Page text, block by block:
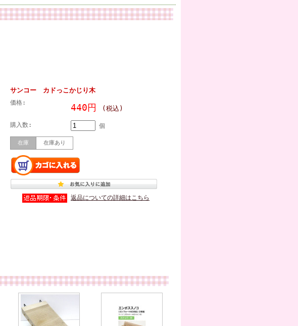
サンコー カドっこかじり木
価格: 440円 (税込)
購入数: 個
在庫 在庫あり
返品についての詳細はこちら